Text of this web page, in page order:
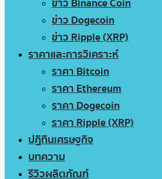
ข่าว Dogecoin
ข่าว Ripple (XRP)
ราคาและการวิเคราะห์
ราคา Bitcoin
ราคา Ethereum
ราคา Dogecoin
ราคา Ripple (XRP)
ปฏิทินเศรษฐกิจ
บทความ
รีวิวผลิตภัณฑ์